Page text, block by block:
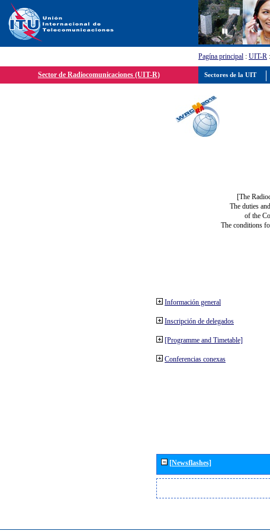
Pagína principal : UIT-R :
Sector de Radiocomunicaciones (UIT-R)
[The
The duties
of the
The conditions
Información general
Inscripción de delegados
[Programme and Timetable]
Conferencias conexas
[Newsflashes]
Sectores de la UIT